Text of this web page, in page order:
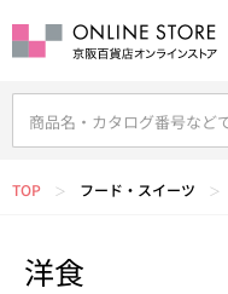
TOP ＞ フード・スイーツ ＞
洋食